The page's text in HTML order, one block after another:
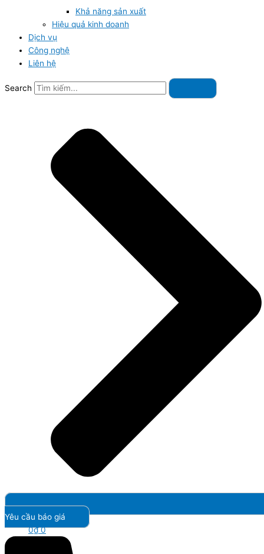
Khả năng sản xuất
Hiệu quả kinh doanh
Dịch vụ
Công nghệ
Liên hệ
Search
Yêu cầu báo giá
0₫ 0